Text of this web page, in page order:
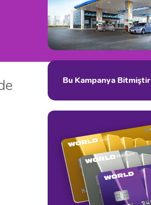
Bu Kampanya Bitmiştir